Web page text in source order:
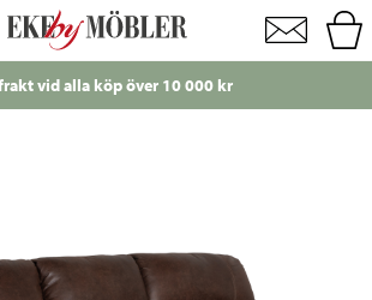
brun B229 cm
10 000 kr